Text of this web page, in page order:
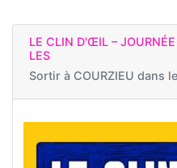
LE CLIN D'ŒIL –
LES
Sortir à COURZIEU dans